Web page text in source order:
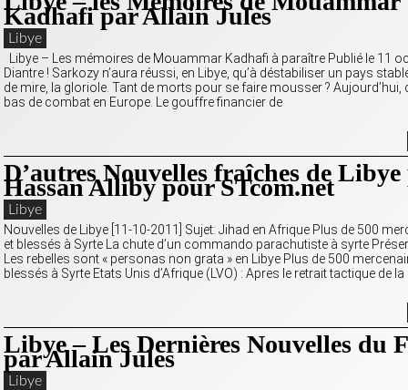
Kadhafi par Allain Jules
Libye
Libye – Les mémoires de Mouammar Kadhafi à paraître Publié le 11
Diantre ! Sarkozy n’aura réussi, en Libye, qu’à déstabiliser un pays
de mire, la gloriole. Tant de morts pour se faire mousser ? Aujourd’hui,
bas de combat en Europe. Le gouffre financier de
D’autres Nouvelles fraîches de
Hassan Alliby pour STcom.net
Libye
Nouvelles de Libye [11-10-2011] Sujet: Jihad en Afrique Plus de 500
et blessés à Syrte La chute d’un commando parachutiste à syrte
Les rebelles sont « personas non grata » en Libye Plus de 500
blessés à Syrte Etats Unis d’Afrique (LVO) : Apres le retrait tactique de
Libye – Les Dernières Nouvelles du
par Allain Jules
Libye